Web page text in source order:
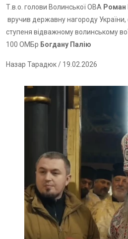
Т.в.о. голови Волинської ОВА
вручив державну нагороду України,
ступеня відважному волинському
100 ОМБр Богдану Палію
Назар Тарадюк/ 19.02.2026